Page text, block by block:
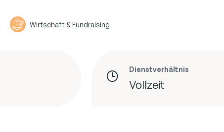
Wirtschaft & Fundraising
Dienstverhältnis
Vollzeit